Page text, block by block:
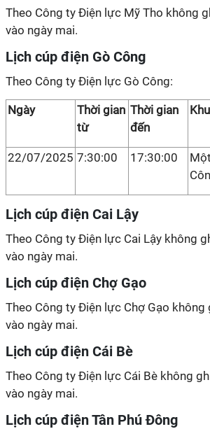
Theo Công ty Điện lực Mỹ Tho không
vào ngày mai.
Lịch cúp điện Gò Công
Theo Công ty Điện lực Gò Công:
Ngày
Thời gian
từ
Thời gian
đến
22/07/2025 7:30:00 17:30:00
Lịch cúp điện Cai Lậy
Theo Công ty Điện lực Cai Lậy không
vào ngày mai.
Lịch cúp điện Chợ Gạo
Theo Công ty Điện lực Chợ Gạo không
vào ngày mai.
Lịch cúp điện Cái Bè
Theo Công ty Điện lực Cái Bè không
vào ngày mai.
Lịch cúp điện Tân Phú Đông